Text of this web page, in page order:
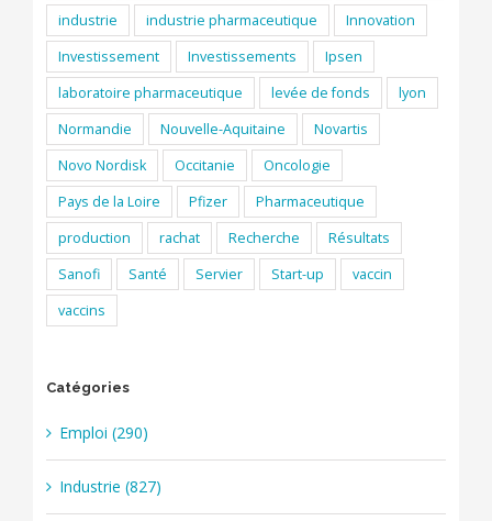
industrie
industrie pharmaceutique
Innovation
Investissement
Investissements
Ipsen
laboratoire pharmaceutique
levée de fonds
lyon
Normandie
Nouvelle-Aquitaine
Novartis
Novo Nordisk
Occitanie
Oncologie
Pays de la Loire
Pfizer
Pharmaceutique
production
rachat Recherche
Résultats
Sanofi
Santé Servier Start-up
vaccin
vaccins
Catégories
Emploi (290)
Industrie (827)